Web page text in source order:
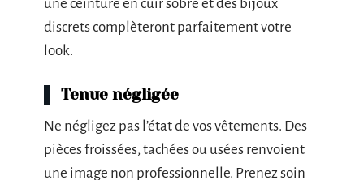
une ceinture en cuir sobre et des bijoux
discrets complèteront parfaitement votre
look.
Tenue négligée
Ne négligez pas l’état de vos vêtements. Des
pièces froissées, tachées ou usées renvoient
une image non professionnelle. Prenez soin